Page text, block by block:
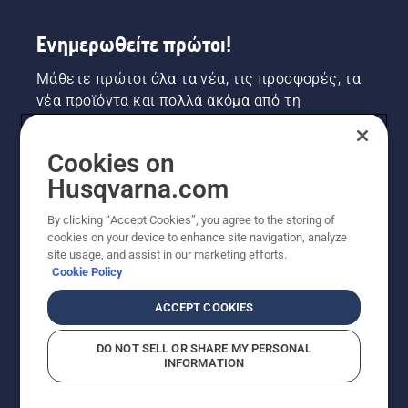
λειτουργεί.
Ενημερωθείτε πρώτοι!
Μάθετε πρώτοι όλα τα νέα, τις προσφορές, τα
νέα προϊόντα και πολλά ακόμα από τη
ΕΓΓΡΑΦΉ ΣΤΟ ΕΝΗΜΕΡΩΤΙΚΌ ΔΕΛΤΊΟ
© Husqvarna AB (δημοσ.) Με την επιφύλαξη παντός
Cookies on
Husqvarna.com
By clicking “Accept Cookies”, you agree to the storing of
cookies on your device to enhance site navigation, analyze
site usage, and assist in our marketing efforts.
Cookie Policy
ACCEPT COOKIES
DO NOT SELL OR SHARE MY PERSONAL
INFORMATION